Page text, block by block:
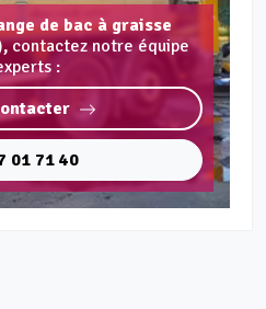
de bac à graisse
contactez notre équipe
:
01 71 40